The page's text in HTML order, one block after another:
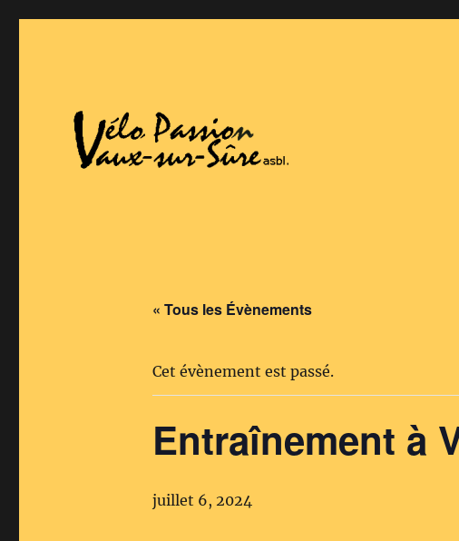
« Tous les Évènements
Cet évènement est passé.
Entraînement à
juillet 6, 2024